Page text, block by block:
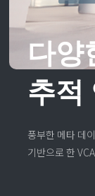
다양
추적
풍부한 메타 데
기반으로 한